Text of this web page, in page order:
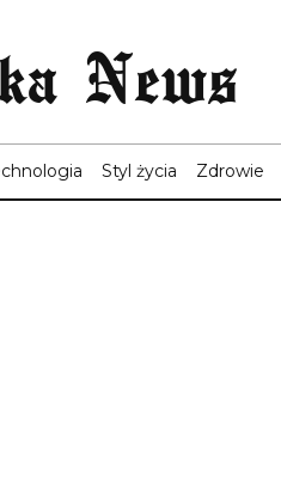
News
Styl życia Zdrowie